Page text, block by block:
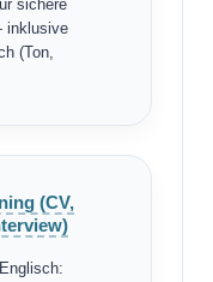
sichere
inklusive
(Ton,
(CV,